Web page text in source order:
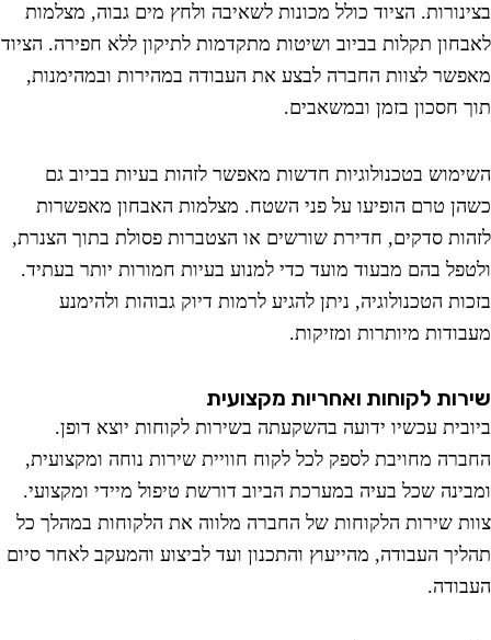
הציוד כולל מכונות לשאיבה ולחץ מים גבוה, מצלמות
תקלות בביוב ושיטות מתקדמות לתיקון ללא חפירה. הציוד
לצוות החברה לבצע את העבודה במהירות ובמהימנות,
חסכון בזמן ובמשאבים.
בטכנולוגיות חדשות מאפשר לזהות בעיות בביוב גם
טרם הופיעו על פני השטח. מצלמות האבחון מאפשרות
סדקים, חדירת שורשים או הצטברות פסולת בתוך הצנרת,
בהם מבעוד מועד כדי למנוע בעיות חמורות יותר בעתיד.
הטכנולוגיה, ניתן להגיע לרמות דיוק גבוהות ולהימנע
מיותרות ומזיקות.
לקוחות ואחריות מקצועית
עכשיו ידועה בהשקעתה בשירות לקוחות יוצא דופן.
מחויבת לספק לכל לקוח חוויית שירות נוחה ומקצועית,
שכל בעיה במערכת הביוב דורשת טיפול מיידי ומקצועי.
שירות הלקוחות של החברה מלווה את הלקוחות במהלך כל
העבודה, מהייעוץ והתכנון ועד לביצוע והמעקב לאחר סיום